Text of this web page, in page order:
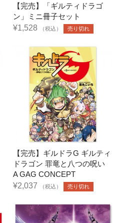
【完売】「ギルティドラゴ
ン」ミニ冊子セット
¥1,528
（税込） 売り切れ
【完売】ギルドラG ギルティ
ドラゴン 罪竜と八つの呪い
A GAG CONCEPT
¥2,037
（税込） 売り切れ